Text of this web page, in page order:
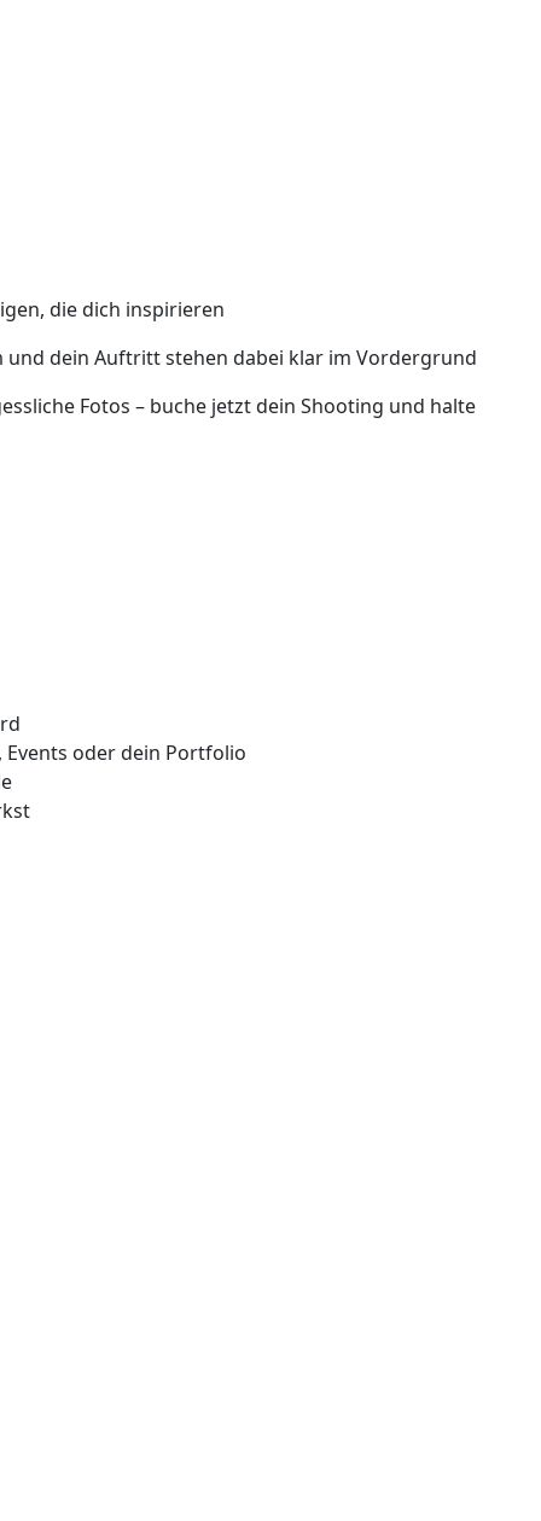
die dich inspirieren
und dein Auftritt stehen dabei klar im Vordergrund
Fotos – buche jetzt dein Shooting und halte
oder dein Portfolio